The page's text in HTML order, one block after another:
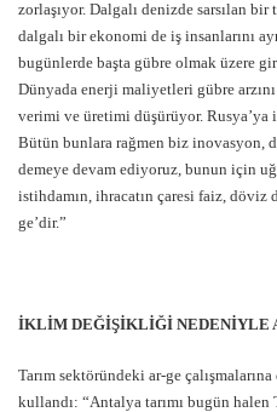
zorlaşıyor. Dalgalı denizde sarsılan bir
dalgalı bir ekonomi de iş insanlarını
bugünlerde başta gübre olmak üzere
Dünyada enerji maliyetleri gübre
verimi ve üretimi düşürüyor. Rusya’ya
Bütün bunlara rağmen biz inovasyon,
demeye devam ediyoruz, bunun için
istihdamın, ihracatın çaresi faiz,
ge’dir.”
İKLİM DEĞİŞİKLİĞİ NEDENİYLE
Tarım sektöründeki ar-ge
kullandı: “Antalya tarımı bugün